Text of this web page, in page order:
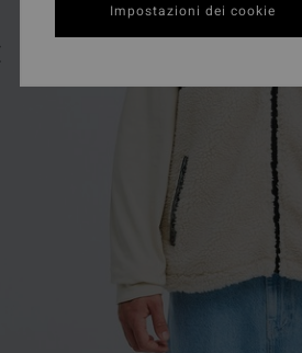
Impostazioni dei cookie